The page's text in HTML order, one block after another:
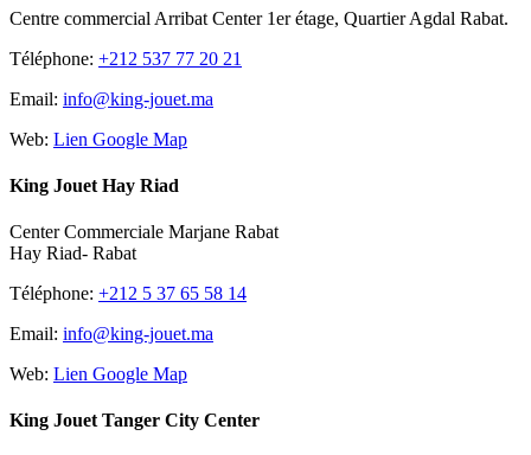
Centre commercial Arribat Center 1er étage, Quartier Agdal Rabat.
Téléphone: +212 537 77 20 21
Email: info@king-jouet.ma
Web: Lien Google Map
King Jouet Hay Riad
Center Commerciale Marjane Rabat
Hay Riad- Rabat
Téléphone: +212 5 37 65 58 14
Email: info@king-jouet.ma
Web: Lien Google Map
King Jouet Tanger City Center